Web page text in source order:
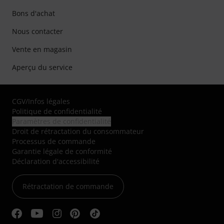
Bons d'achat
Nous contacter
Vente en magasin
Aperçu du service
CGV/Infos légales
Politique de confidentialité
Droit de rétractation du consommateur
Processus de commande
Garantie légale de conformité
Déclaration d'accessibilité
Rétractation de commande